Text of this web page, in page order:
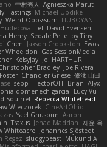
中村秀人
Agnieszka Marut
Hastings Michael Updike
Weird Oposssum LIUBOYAN
Tell David Evensen
Henry Sedale Pelle by Tiny
Chen Jaxson Crookston Ewos
Wheeldon Gas SessionMedia
KelsyJay Jo HARTHUR
Bradley Joe Rivera
Chandler Griese 修汰 山田
sepp HectorOH Brian Alyx
domenech garcia
Lucy Vu
Squirrel Rebecca Whitehead
Wieczorek CineArtOhio
Yael Ghusoun Aaron
Traxus Jehad Maddah 재윤 옥
Whiteacre Johannes Sjöstedt
Regez sludgybeast Mukund A